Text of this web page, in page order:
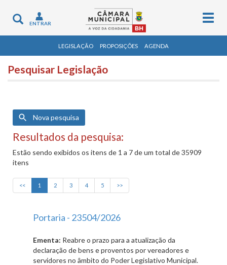
Toggle
navigation
ENTRAR
LEGISLAÇÃO PROPOSIÇÕES AGENDA
Pesquisar Legislação
Nova pesquisa
Resultados da pesquisa:
Estão sendo exibidos os itens de 1 a 7 de um total de 35909
itens
<< 1 2 3 4 5 >>
Portaria - 23504/2026
Ementa: Reabre o prazo para a atualização da
declaração de bens e proventos por vereadores e
servidores no âmbito do Poder Legislativo Municipal.